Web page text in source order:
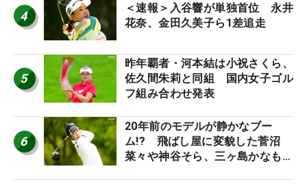
4
＜速報＞入谷響が単独首位 永井
花奈、金田久美子ら1差追走
5
昨年覇者・河本結は小祝さくら、
佐久間朱莉と同組 国内女子ゴル
フ組み合わせ発表
6
20年前のモデルが静かなブー
ム!? 飛ばし屋に変貌した菅沼
菜々や神谷そら、三ヶ島かなも使